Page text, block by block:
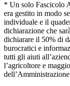
* Un solo Fascicolo
era gestito in modo
individuale e il
dichiarazione che
dichiarare il 50% di
burocratici e
tutti gli aiuti
l’agricoltore e